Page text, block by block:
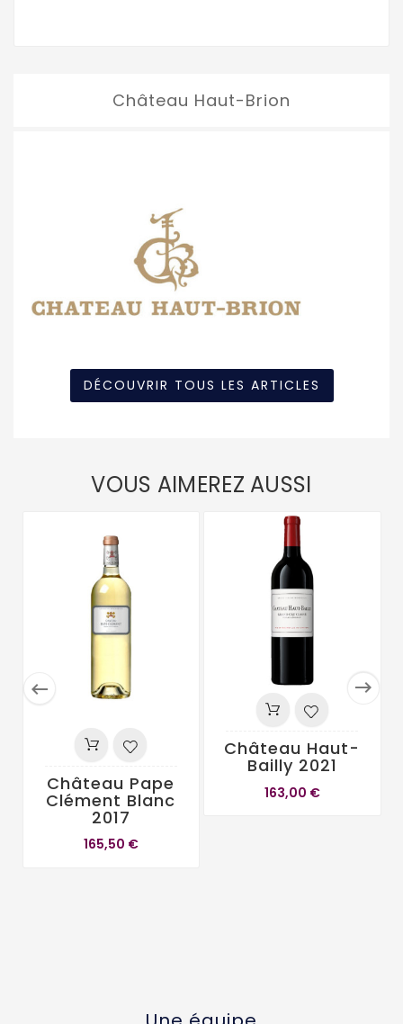
Château Haut-Brion
DÉCOUVRIR TOUS LES ARTICLES
VOUS AIMEREZ AUSSI
 
Château Pape
Clément Blanc
2017
165,50 €
Château Haut-
Bailly 2021
163,00 €